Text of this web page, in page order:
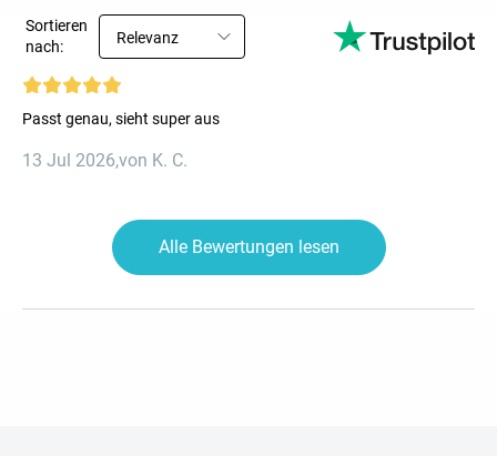
Sortieren
nach:
Relevanz
Passt genau, sieht super aus
13 Jul 2026,von K. C.
Alle Bewertungen lesen